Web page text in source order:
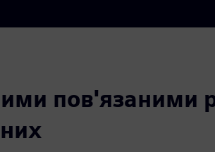
пов'язаними